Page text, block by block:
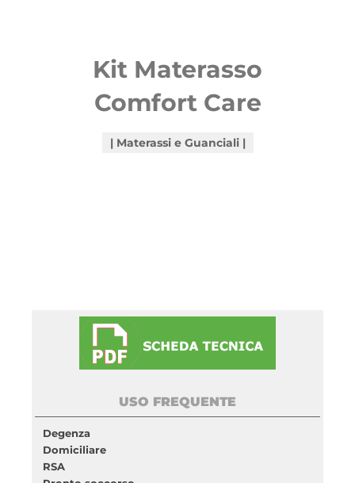
Kit Materasso
Comfort Care
Materassi e Guanciali
USO FREQUENTE
Degenza
Domiciliare
RSA